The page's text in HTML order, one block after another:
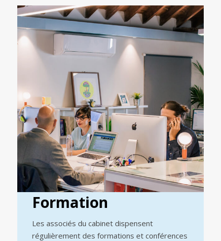
Formation
Les associés du cabinet dispensent
régulièrement des formations et conférences